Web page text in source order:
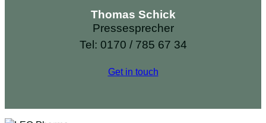
Thomas Schick
Pressesprecher
Tel: 0170 / 785 67 34
Get in touch